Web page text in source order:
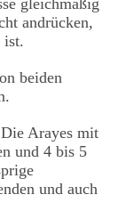
andrücken,
ist.
beiden
Arayes mit
und 4 bis 5
und auch